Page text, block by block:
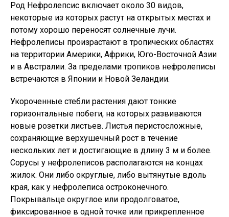
Род Нефролепсис включает около 30 видов,
некоторые из которых растут на открытых местах и
потому хорошо переносят солнечные лучи.
Нефролеписы произрастают в тропических областях
на территории Америки, Африки, Юго-Восточной Азии
и в Австралии. За пределами тропиков нефролеписы
встречаются в Японии и Новой Зеландии.
Укороченные стебли растения дают тонкие
горизонтальные побеги, на которых развиваются
новые розетки листьев. Листья перистосложные,
сохраняющие верхушечный рост в течение
нескольких лет и достигающие в длину 3 м и более.
Сорусы у нефролеписов располагаются на концах
жилок. Они либо округлые, либо вытянутые вдоль
края, как у нефролеписа остроконечного.
Покрывальце округлое или продолговатое,
фиксированное в одной точке или прикрепленное